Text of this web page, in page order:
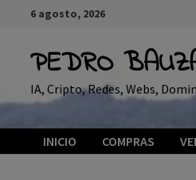
Saltar
contenido
6 agosto, 2026
PEDRO
IA, Cripto, Redes, Webs,
INICIO COMPRAS